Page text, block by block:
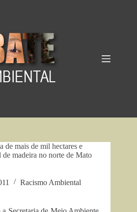
de mais de mil hectares e
madeira no norte de Mato
Racismo Ambiental